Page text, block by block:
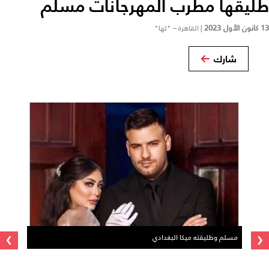
طليقها مطرب المهرجانات مسلم
13 كانون الأول 2023 | القاهرة – "لها"
شارك
مسلم وطليقته ميكا البغدادي ‹
›